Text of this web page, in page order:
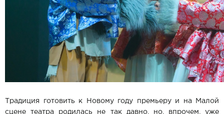
Традиция готовить к Новому году премьеру и на Малой
сцене театра родилась не так давно, но, впрочем, уже